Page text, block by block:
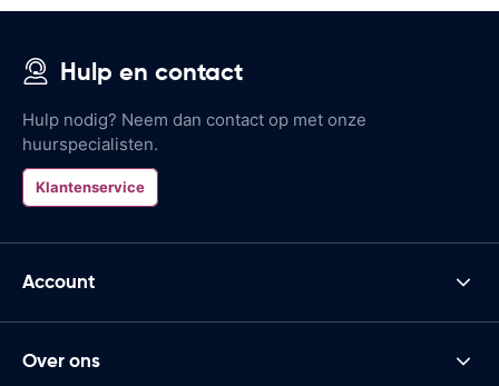
Hulp en contact
Hulp nodig? Neem dan contact op met onze
huurspecialisten.
Klantenservice
Account
Over ons